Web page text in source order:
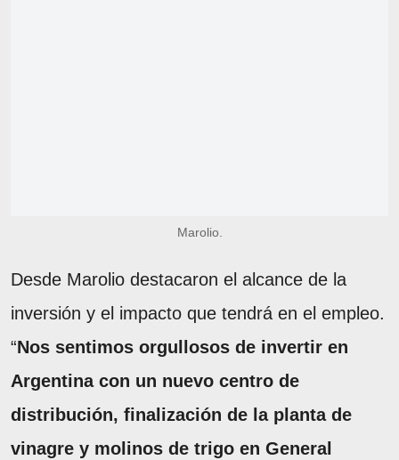
Marolio.
Desde Marolio destacaron el alcance de la
inversión y el impacto que tendrá en el empleo.
“Nos sentimos orgullosos de invertir en
Argentina con un nuevo centro de
distribución, finalización de la planta de
vinagre y molinos de trigo en General